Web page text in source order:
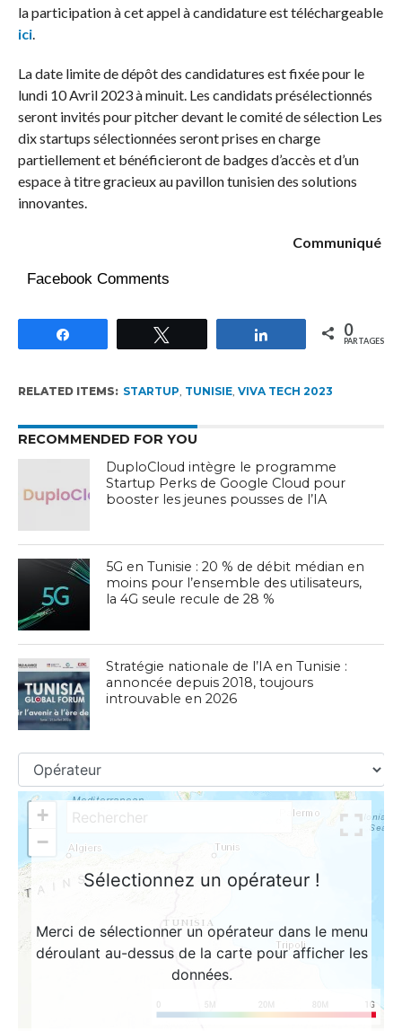
la participation à cet appel à candidature est téléchargeable
ici.
La date limite de dépôt des candidatures est fixée pour le
lundi 10 Avril 2023 à minuit. Les candidats présélectionnés
seront invités pour pitcher devant le comité de sélection Les
dix startups sélectionnées seront prises en charge
partiellement et bénéficieront de badges d’accès et d’un
espace à titre gracieux au pavillon tunisien des solutions
innovantes.
Communiqué
Facebook Comments
Partagez 0
PARTAGES
RELATED ITEMS: STARTUP TUNISIE, VIVA TECH 2023
RECOMMENDED FOR YOU
DuploCloud intègre le programme
Startup Perks de Google Cloud pour
booster les jeunes pousses de l’IA
5G en Tunisie : 20 % de débit médian en
moins pour l’ensemble des utilisateurs,
la 4G seule recule de 28 %
Stratégie nationale de l’IA en Tunisie :
annoncée depuis 2018, toujours
introuvable en 2026